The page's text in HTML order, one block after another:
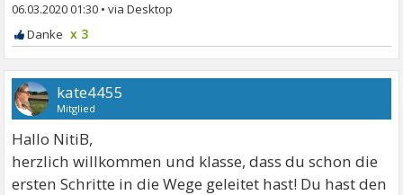
06.03.2020 01:30 •
x 3
kate4455
Mitglied
Hallo NitiB,
herzlich willkommen und klasse, dass du schon die
ersten Schritte in die Wege geleitet hast! Du hast den